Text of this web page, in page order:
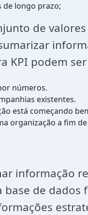
de longo prazo;
de
KPI podem
números.
existentes.
está começando
organização a fim
informação
de